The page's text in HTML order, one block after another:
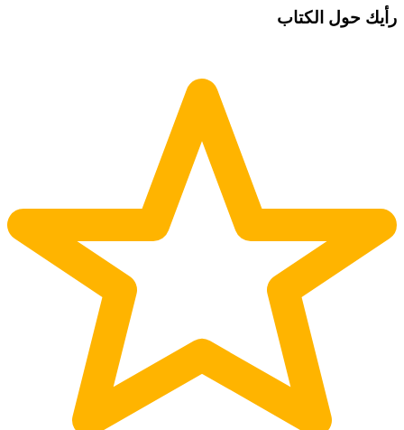
رأيك حول الكتاب